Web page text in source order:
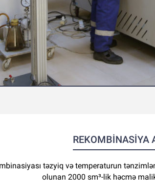
REKOMBİNASİYA
təzyiq və temperaturun
olunan 2000 sm³-lik həcmə